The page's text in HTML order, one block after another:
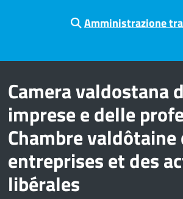
Amministrazione
Camera valdostana
imprese e delle
Chambre valdôtaine
entreprises et des
libérales